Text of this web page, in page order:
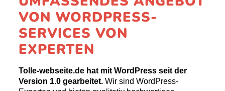
VON WORDPRESS-
SERVICES VON
EXPERTEN
Tolle-webseite.de hat mit WordPress seit der
Version 1.0 gearbeitet.Wir sind WordPress-